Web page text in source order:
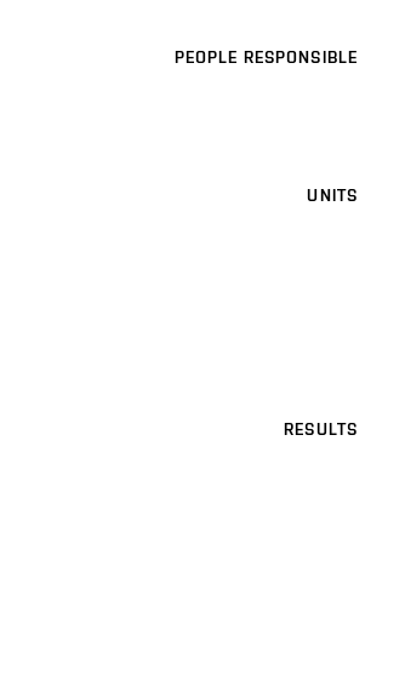
PEOPLE RESPONSIBLE
UNITS
RESULTS